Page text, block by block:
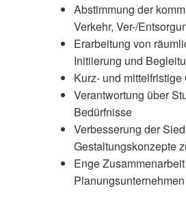
Abstimmung der
Verkehr, Ver-/
Erarbeitung von
Initiierung und
Kurz- und
Verantwortung über
Bedürfnisse
Verbesserung der
Gestaltungskonzepte
Enge
Planungsunternehmen